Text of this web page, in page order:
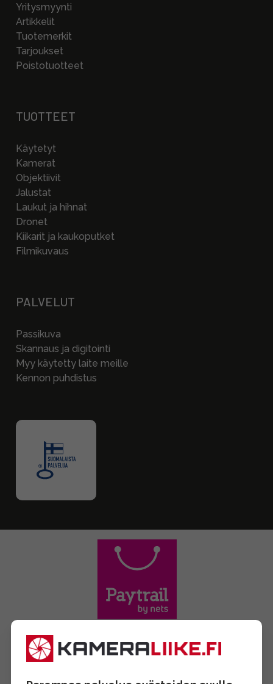
Yritysmyynti
Artikkelit
Tuotemerkit
Tarjoukset
Poistotuotteet
TUOTTEET
Käytetyt
Kamerat
Objektiivit
Jalustat
Laukut ja hihnat
Dronet
Kiikarit ja kaukoputket
Filmikuvaus
PALVELUT
Passikuva
Skannaus ja digitointi
Myy käytetty laite meille
Kennon puhdistus